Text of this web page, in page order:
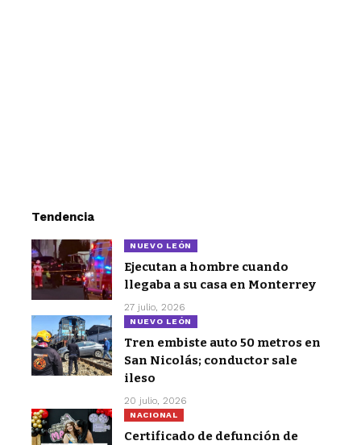
Tendencia
NUEVO LEÓN
Ejecutan a hombre cuando
llegaba a su casa en Monterrey
27 julio, 2026
NUEVO LEÓN
Tren embiste auto 50 metros en
San Nicolás; conductor sale
ileso
20 julio, 2026
NACIONAL
Certificado de defunción de